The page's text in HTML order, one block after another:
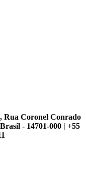
Rua Coronel Conrado
- 14701-000 | +55